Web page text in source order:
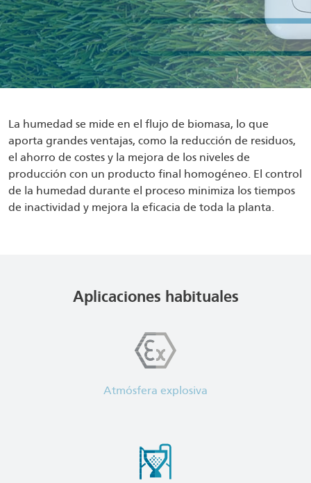
La humedad se mide en el flujo de biomasa, lo que
aporta grandes ventajas, como la reducción de residuos,
el ahorro de costes y la mejora de los niveles de
producción con un producto final homogéneo. El control
de la humedad durante el proceso minimiza los tiempos
de inactividad y mejora la eficacia de toda la planta.
Aplicaciones habituales
Atmósfera explosiva